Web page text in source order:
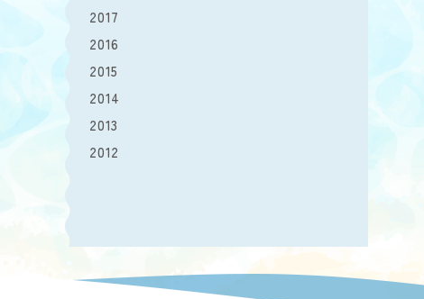
2017
2016
2015
2014
2013
2012